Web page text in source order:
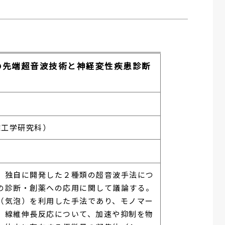
端超音波技術と神経変性疾患診断
学研究科）
自に開発した２種類の超音波手法につ
断・創薬への応用に関して議論する。
泡）を利用した手法であり、モノマー
維伸長反応について、加速や抑制を物